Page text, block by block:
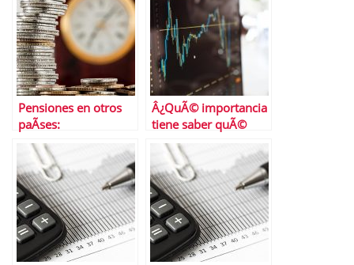
Pensiones en otros
paÃ­ses:
funcionamiento y
caracterÃ­sticas
Â¿QuÃ© importancia
tiene saber quÃ©
tipo de inversor eres?